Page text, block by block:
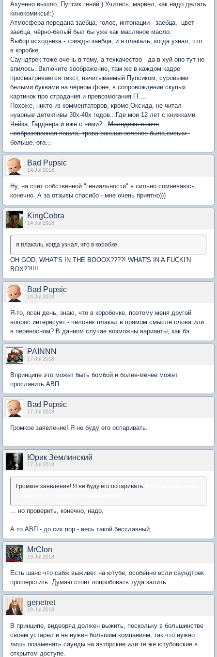
Ахуенно вышло, Пупсик гений:) Учитесь, марвел, как надо делать
кинокомиксы!:)
Атмосфера передана заебца, голос, интонации - заебца, цвет -
заебца, чёрно-белый был бы уже как масляное масло.
Выбор исходника - трижды заебца, и я плакаль, когда узнал, что
в коробке.
Саундтрек тоже очень в тему, а техкачество - да в хуй оно тут не
впилось. Включите воображение, там же в каждом кадре
просматривается текст, начитываемый Пупсиком, суровыми
белыми буквами на чёрном фоне, в сопровождении скупых
картинок про страдания и превозмогания ГГ....
Похоже, никто из комментаторов, кроме Оксида, не читал
нуарные детективы 30х-40х годов...Где мои 12 лет с книжками
Чейза, Гарднера и иже с ними?...Молодёжь нынче
необразованная пошла, трава раньше зеленее была,сиськи -
больше, ога...
Bad Pupsic
14 Jul 2018
Ну, на счёт собственной "гениальности" я сильно сомневаюсь,
конечно. А за отзывы спасибо - мне очень приятно)))
KingCobra
14 Jul 2018
я плакаль, когда узнал, что в коробке.
OH GOD, WHAT'S IN THE BOOOX????! WHAT'S IN A FUCKI'N
BOX??!!!!
Bad Pupsic
14 Jul 2018
Я-то, ясен день, знаю, что в коробочке, поэтому меня другой
вопрос интересует - человек плакал в прямом смысле слова или
в переносном? В данном случае возможны варианты, как бэ.
PAINNN
17 Jul 2018
Впринципе это может быть бомбой и более-менее может
прославить АВП.
Bad Pupsic
17 Jul 2018
Громкое заявление! Я не буду его оспаривать.
Юрик Землинский
17 Jul 2018
Громкое заявление! Я не буду его оспаривать.
... но проверить, конечно, надо.
А то АВП - до сих пор - весь такой бесславный...
MrClon
19 Jul 2018
Есть шанс что сабж выживет на ютубе, особенно если саундтрек
прошерстить. Думаю стоит попробовать туда залить
genetret
19 Jul 2018
В принципе, видеоряд должен выжить, поскольку в большинстве
своем устарел и не нужен большим компаниям, так что нужно
лишь позаменять саунды на авторские или те же ютубовские в
открытом доступе.